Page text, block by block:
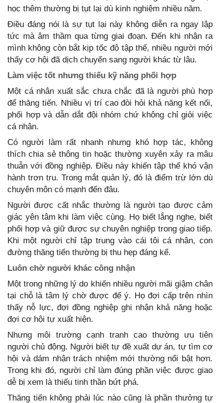
học thêm thường bị tụt lại dù kinh nghiệm nhiều năm.
Điều đáng nói là sự tụt lại này không diễn ra ngay lập
tức mà âm thầm qua từng giai đoạn. Đến khi nhận ra
mình không còn bắt kịp tốc độ tập thể, nhiều người mới
thấy cơ hội đã dịch chuyển sang người khác từ lâu.
Làm việc tốt nhưng thiếu kỹ năng phối hợp
Một cá nhân xuất sắc chưa chắc đã là người phù hợp
để thăng tiến. Nhiều vị trí cao đòi hỏi khả năng kết nối,
phối hợp và dẫn dắt đội nhóm chứ không chỉ giỏi việc
cá nhân.
Có người làm rất nhanh nhưng khó hợp tác, không
thích chia sẻ thông tin hoặc thường xuyên xảy ra mâu
thuẫn với đồng nghiệp. Điều này khiến tập thể khó vận
hành trơn tru. Trong mắt quản lý, đó là điểm trừ lớn dù
chuyên môn có mạnh đến đâu.
Người được cất nhắc thường là người tạo được cảm
giác yên tâm khi làm việc cùng. Họ biết lắng nghe, biết
phối hợp và giữ được sự chuyên nghiệp trong giao tiếp.
Khi một người chỉ tập trung vào cái tôi cá nhân, con
đường thăng tiến thường bị thu hẹp đáng kể.
Luôn chờ người khác công nhận
Một trong những lý do khiến nhiều người mãi giậm chân
tại chỗ là tâm lý chờ được để ý. Họ đợi cấp trên nhìn
thấy nỗ lực, đợi đồng nghiệp ghi nhận khả năng hoặc
đợi cơ hội tự xuất hiện.
Nhưng môi trường cạnh tranh cao thường ưu tiên
người chủ động. Người biết tự đề xuất dự án, tự tìm cơ
hội và dám nhận trách nhiệm mới thường nổi bật hơn.
Trong khi đó, người chỉ làm đúng phần việc được giao
dễ bị xem là thiếu tinh thần bứt phá.
Thăng tiến không phải lúc nào cũng là phần thưởng tự